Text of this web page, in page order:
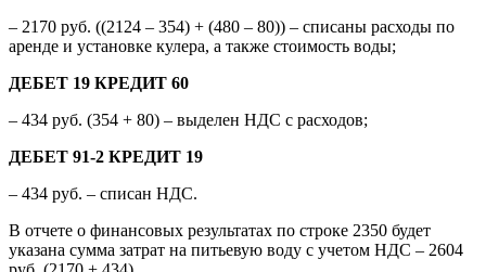
– 2170 руб. ((2124 – 354) + (480 – 80)) – списаны расходы по
аренде и установке кулера, а также стоимость воды;
ДЕБЕТ 19 КРЕДИТ 60
– 434 руб. (354 + 80) – выделен НДС с расходов;
ДЕБЕТ 91-2 КРЕДИТ 19
– 434 руб. – списан НДС.
В отчете о финансовых результатах по строке 2350 будет
указана сумма затрат на питьевую воду с учетом НДС – 2604